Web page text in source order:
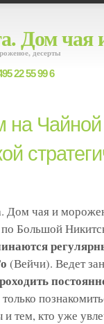
Дом чая
десерты
22 55 99 6
на
Дом чая и
Большой
(Вейчи). Ведет
и тем, кто уже